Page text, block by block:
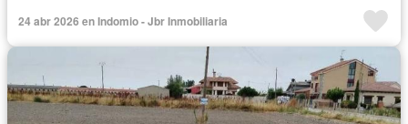
24 abr 2026 en Indomio - Jbr Inmobiliaria